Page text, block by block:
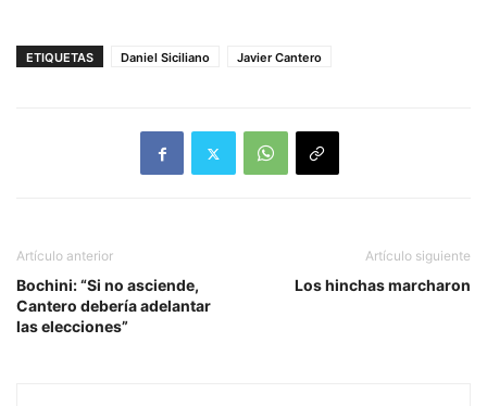
ETIQUETAS Daniel Siciliano Javier Cantero
Artículo anterior
Bochini: “Si no asciende,
Cantero debería adelantar
las elecciones”
Artículo siguiente
Los hinchas marcharon